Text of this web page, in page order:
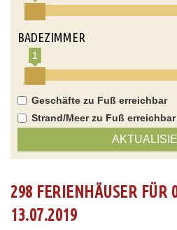
BADEZIMMER
1
Geschäfte zu Fuß erreichbar
Strand/Meer zu Fuß erreichbar
298 FERIENHÄUSER FÜR
13.07.2019